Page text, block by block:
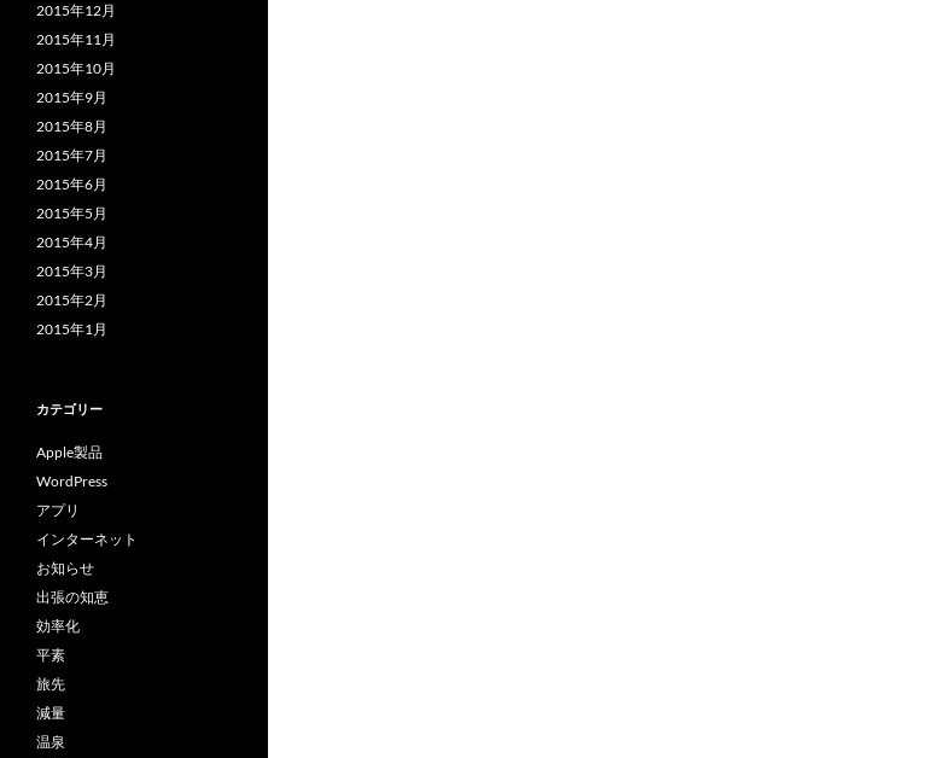
2015年12月
2015年11月
2015年10月
2015年9月
2015年8月
2015年7月
2015年6月
2015年5月
2015年4月
2015年3月
2015年2月
2015年1月
カテゴリー
Apple製品
WordPress
アプリ
インターネット
お知らせ
出張の知恵
効率化
平素
旅先
減量
温泉